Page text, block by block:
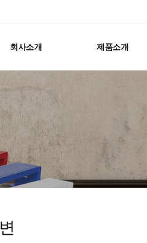
회사소개 제품소개